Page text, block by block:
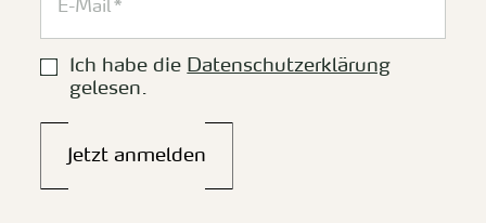
Ich habe die Datenschutzerklärung
gelesen.
Jetzt anmelden